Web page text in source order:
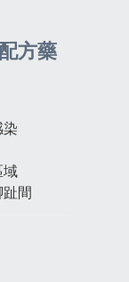
方藥
域
間